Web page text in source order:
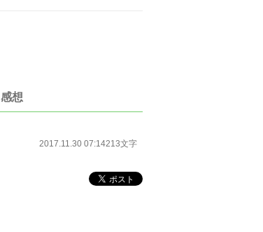
感想
2017.11.30 07:14213文字